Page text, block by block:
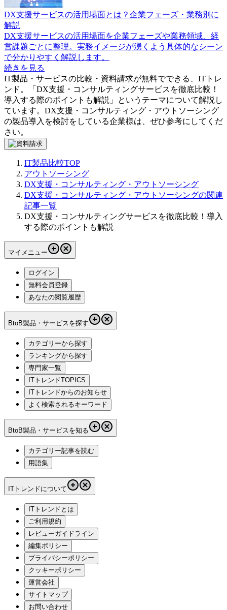
DX支援サービスの活用場面とは？企業フェーズ・業務別に
解説
DX支援サービスの活用場面を企業フェーズや業務領域、経
営課題ごとに整理。実務イメージが湧くよう具体的なシーン
で分かりやすく解説します。
続きを見る
IT製品・サービスの比較・資料請求が無料でできる、ITトレ
ンド。「 DX支援・コンサルティングサービスを徹底比較！
導入する際のポイントも解説 」というテーマについて解説し
ています。 DX支援・コンサルティング・アウトソーシング
の製品導入を検討をしている企業様は、ぜひ参考にしてくだ
さい。
IT製品比較TOP
アウトソーシング
DX支援・コンサルティング・アウトソーシング
DX支援・コンサルティング・アウトソーシングの関連
記事一覧
DX支援・コンサルティングサービスを徹底比較！導入
する際のポイントも解説
マイメニュー
ログイン
無料会員登録
あなたの閲覧履歴
BtoB製品・サービスを探す
カテゴリーから探す
ランキングから探す
専門家一覧
ITトレンドTOPICS
ITトレンドからのお知らせ
よく検索されるキーワード
BtoB製品・サービスを知る
カテゴリー記事を読む
用語集
ITトレンドについて
ITトレンドとは
ご利用規約
レビューガイドライン
編集ポリシー
プライバシーポリシー
クッキーポリシー
運営会社
サイトマップ
お問い合わせ